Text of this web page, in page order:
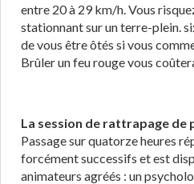
entre 20 à 29 km/h. Vous
stationnant sur un terre-plein.
de vous être ôtés si vous
Brûler un feu rouge vous
La session de rattrapage de
Passage sur quatorze heures
forcément successifs et est
animateurs agréés : un